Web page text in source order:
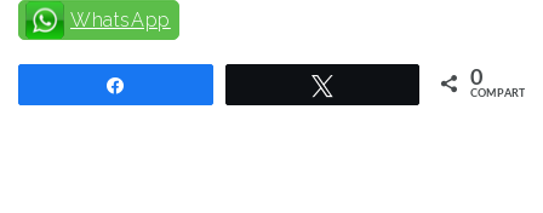
WhatsApp
0
COMPARTIR